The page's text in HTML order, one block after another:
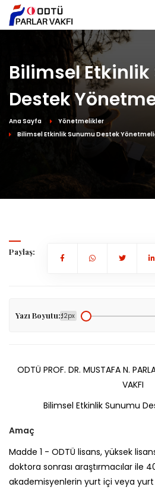
Bilimsel
Destek
Ana Sayfa
Yönetmelikler
Bilimsel Etkinlik Sunumu Destek
Paylaş:
Yazı Boyutu::12px
ODTÜ PROF. DR. MUSTAFA N.
VAKFI
Bilimsel Etkinlik Sunumu
Amaç
Madde 1 - ODTÜ lisans, yüksek
doktora sonrası araştırmacılar ile
akademisyenlerin yurt içi veya yurt